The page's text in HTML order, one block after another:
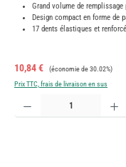
Grand volume de remplissage
Design compact en forme de
17 dents élastiques et
Prix de vente :
10,84 € Prix régulier :
(économie de 30.02%)
Prix TTC, frais de livraison en sus
Quantité de produit : Entrez la